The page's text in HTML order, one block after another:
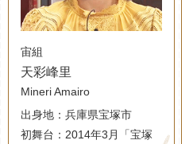
宙組
天彩峰里
Mineri Amairo
出身地：兵庫県宝塚市
初舞台：2014年3月「宝塚